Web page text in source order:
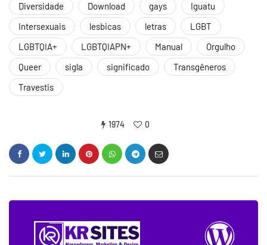
Diversidade
Download gays
Iguatu
Intersexuais
lesbicas letras
LGBT
LGBTQIA+
LGBTQIAPN+ Manual
Orgulho
Queer
sigla significado
Transgêneros
Travestis
1974 0